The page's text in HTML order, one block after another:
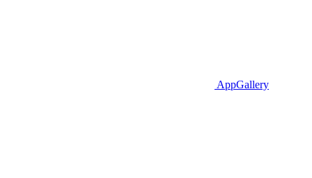
AppGallery